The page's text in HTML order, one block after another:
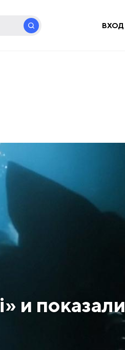
ВХОД
и показали